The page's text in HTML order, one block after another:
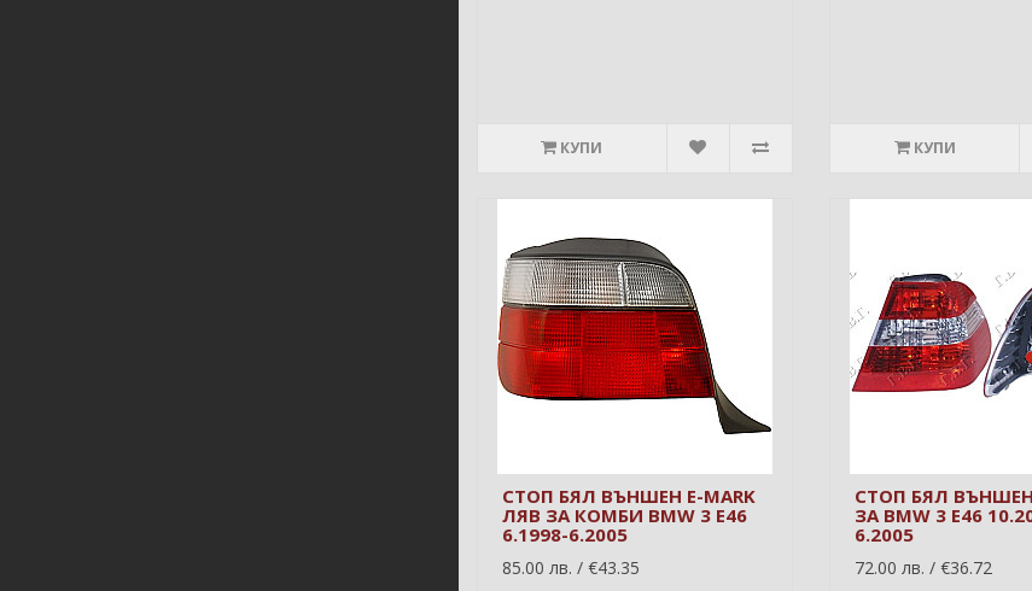
КУПИ КУПИ
СТОП БЯЛ ВЪНШЕН E-MARK
ЛЯВ ЗА КОМБИ BMW 3 E46
6.1998-6.2005
85.00 лв. / €43.35
СТОП БЯЛ
ЗА BMW 3 E46
6.2005
72.00 лв. / €36.72